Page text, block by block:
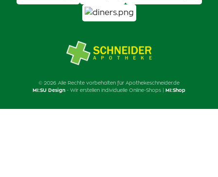
© 2026 Alle Rechte vorbehalten für Apothekeschneider.de
MI:SU Design - Wir erstellen individuelle Online-Shops | MI:Shop